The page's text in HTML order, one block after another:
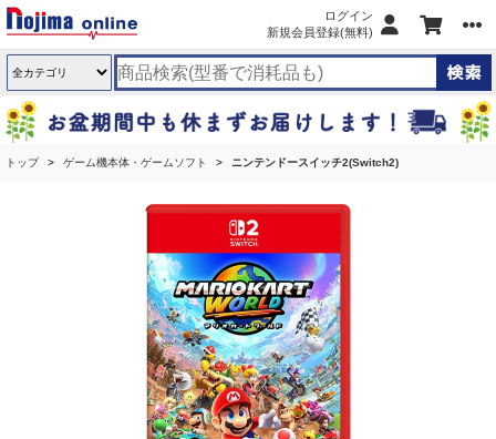
ログイン
新規会員登録(無料)
トップ ゲーム機本体・ゲームソフト ニンテンドースイッチ2(Switch2)